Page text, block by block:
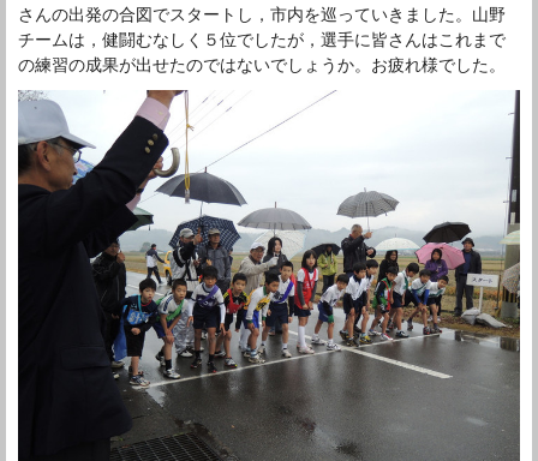
さんの出発の合図でスタートし，市内を巡っていきました。山野
チームは，健闘むなしく５位でしたが，選手に皆さんはこれまで
の練習の成果が出せたのではないでしょうか。お疲れ様でした。